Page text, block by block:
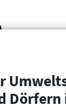
für
Dörfern